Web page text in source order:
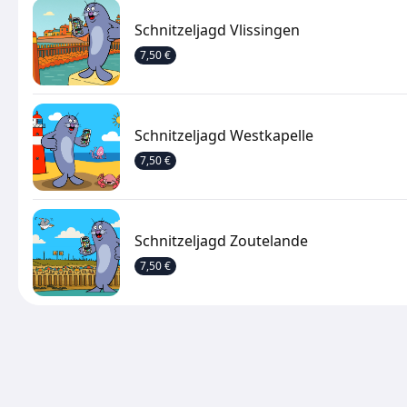
Schnitzeljagd Vlissingen
7,50 €
Schnitzeljagd Westkapelle
7,50 €
Schnitzeljagd Zoutelande
7,50 €